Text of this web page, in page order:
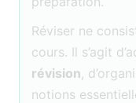
Réviser ne
cours. Il s’agit
révision,
notions